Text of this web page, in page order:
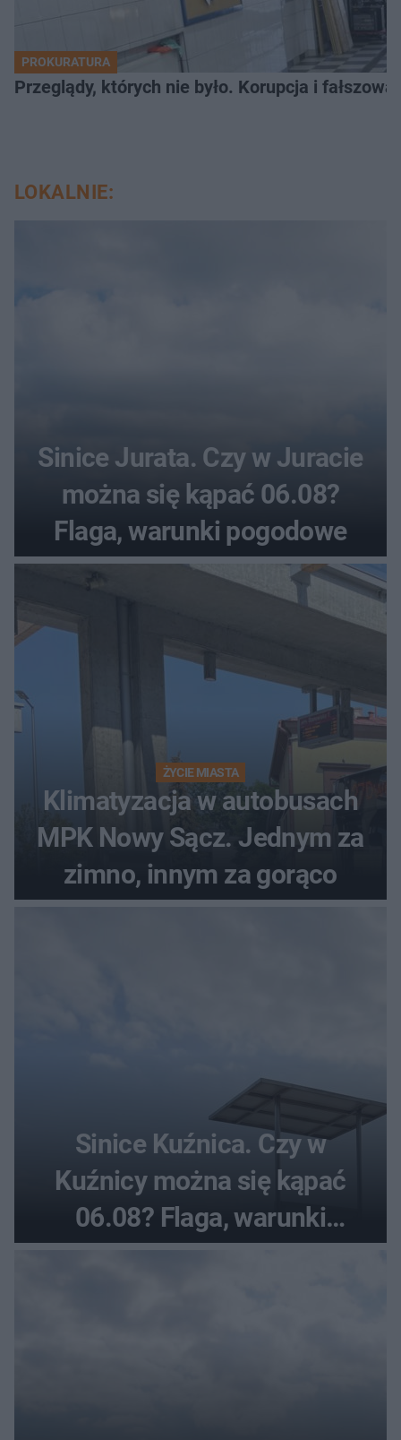
PROKURATURA
Przeglądy, których nie było. Korupcja i
LOKALNIE:
Sinice Jurata. Czy w Juracie
można się kąpać 06.08?
Flaga, warunki pogodowe
ŻYCIE MIASTA
Klimatyzacja w autobusach
MPK Nowy Sącz. Jednym za
zimno, innym za gorąco
Sinice Kuźnica. Czy w
Kuźnicy można się kąpać
06.08? Flaga, warunki
pogodowe